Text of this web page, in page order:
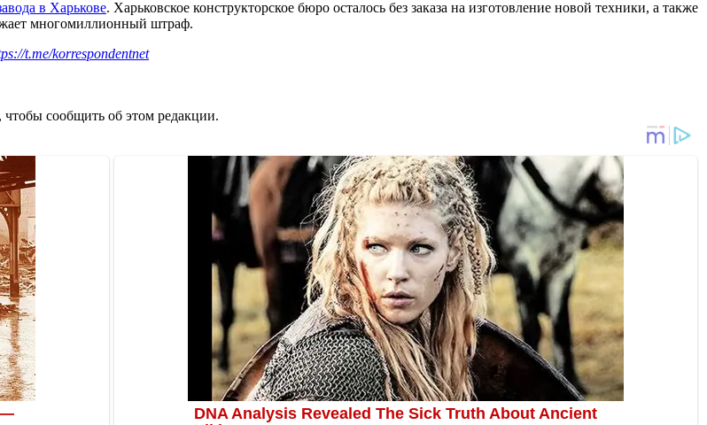
в Харькове. Харьковское конструкторское бюро осталось без заказа на изготовление новой техники, а также
многомиллионный штраф.
t.me/korrespondentnet
сообщить об этом редакции.